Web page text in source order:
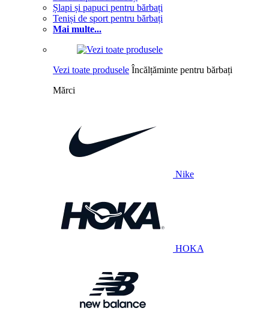
Șlapi și papuci pentru bărbați
Teniși de sport pentru bărbați
Mai multe...
Vezi toate produsele Încălțăminte pentru bărbați
Mărci
Nike
HOKA